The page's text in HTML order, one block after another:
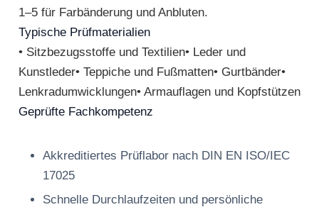
1–5 für Farbänderung und Anbluten.
Typische Prüfmaterialien
• Sitzbezugsstoffe und Textilien• Leder und
Kunstleder• Teppiche und Fußmatten• Gurtbänder•
Lenkradumwicklungen• Armauflagen und Kopfstützen
Geprüfte Fachkompetenz
Akkreditiertes Prüflabor nach DIN EN ISO/IEC
17025
Schnelle Durchlaufzeiten und persönliche